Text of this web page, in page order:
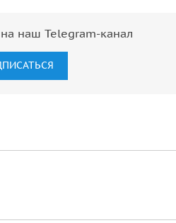
наш Telegram-канал